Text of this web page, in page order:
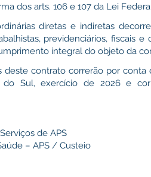
dos arts. 106 e 107 da Lei
diretas e indiretas
previdenciários, fiscais e
integral do objeto da
deste contrato correrão por
Sul, exercício de 2026 e
de APS
– APS / Custeio